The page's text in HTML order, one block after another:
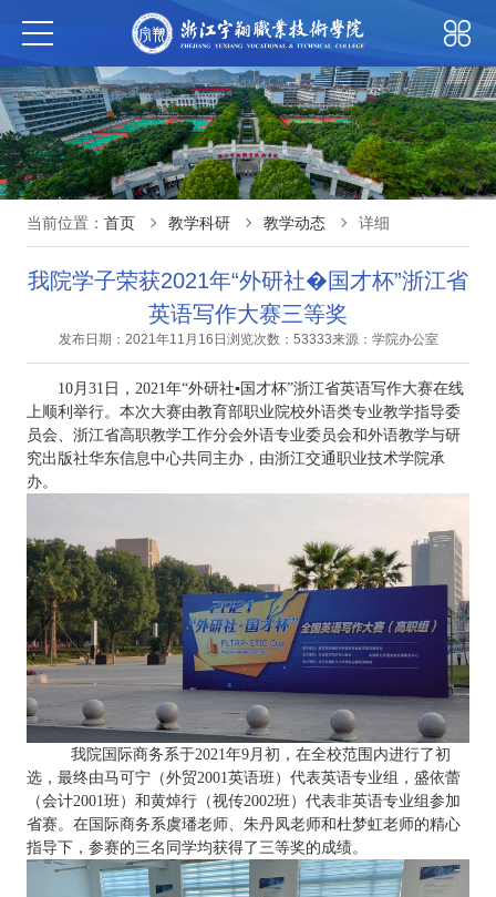
当前位置： 首页 教学科研 教学动态 详细
我院学子荣获2021年“外研社�国才杯”浙江省
英语写作大赛三等奖
发布日期：2021年11月16日 浏览次数：53333来源：学院办公室
10月31日，2021年“外研社▪国才杯”浙江省英语写作大赛在线
上顺利举行。本次大赛由教育部职业院校外语类专业教学指导委
员会、浙江省高职教学工作分会外语专业委员会和外语教学与研
究出版社华东信息中心共同主办，由浙江交通职业技术学院承
办。
我院国际商务系于2021年9月初，在全校范围内进行了初
选，最终由马可宁（外贸2001英语班）代表英语专业组，盛依蕾
（会计2001班）和黄焯行（视传2002班）代表非英语专业组参加
省赛。在国际商务系虞璠老师、朱丹凤老师和杜梦虹老师的精心
指导下，参赛的三名同学均获得了三等奖的成绩。